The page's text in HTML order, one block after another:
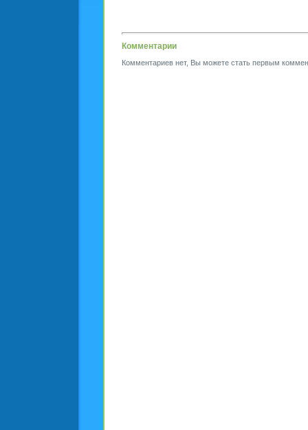
Комментарии
Комментариев нет, Вы можете стать первым